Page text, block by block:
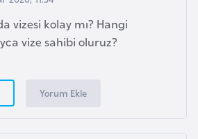
vizesi kolay mı? Hangi
vize sahibi oluruz?
Yorum Ekle